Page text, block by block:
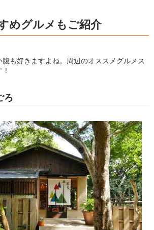
めグルメもご紹介
も好きますよね。周辺のオススメグルメス
ろ